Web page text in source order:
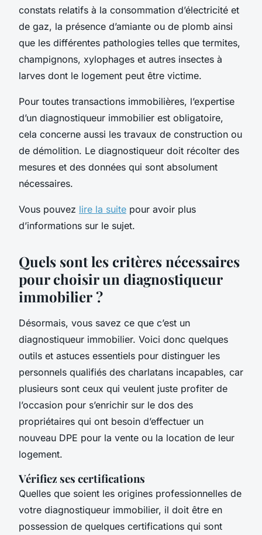
constats relatifs à la consommation d’électricité et
de gaz, la présence d’amiante ou de plomb ainsi
que les différentes pathologies telles que termites,
champignons, xylophages et autres insectes à
larves dont le logement peut être victime.
Pour toutes transactions immobilières, l’expertise
d’un diagnostiqueur immobilier est obligatoire,
cela concerne aussi les travaux de construction ou
de démolition. Le diagnostiqueur doit récolter des
mesures et des données qui sont absolument
nécessaires.
Vous pouvez lire la suite pour avoir plus
d’informations sur le sujet.
Quels sont les critères nécessaires
pour choisir un diagnostiqueur
immobilier ?
Désormais, vous savez ce que c’est un
diagnostiqueur immobilier. Voici donc quelques
outils et astuces essentiels pour distinguer les
personnels qualifiés des charlatans incapables, car
plusieurs sont ceux qui veulent juste profiter de
l’occasion pour s’enrichir sur le dos des
propriétaires qui ont besoin d’effectuer un
nouveau DPE pour la vente ou la location de leur
logement.
Vérifiez ses certifications
Quelles que soient les origines professionnelles de
votre diagnostiqueur immobilier, il doit être en
possession de quelques certifications qui sont